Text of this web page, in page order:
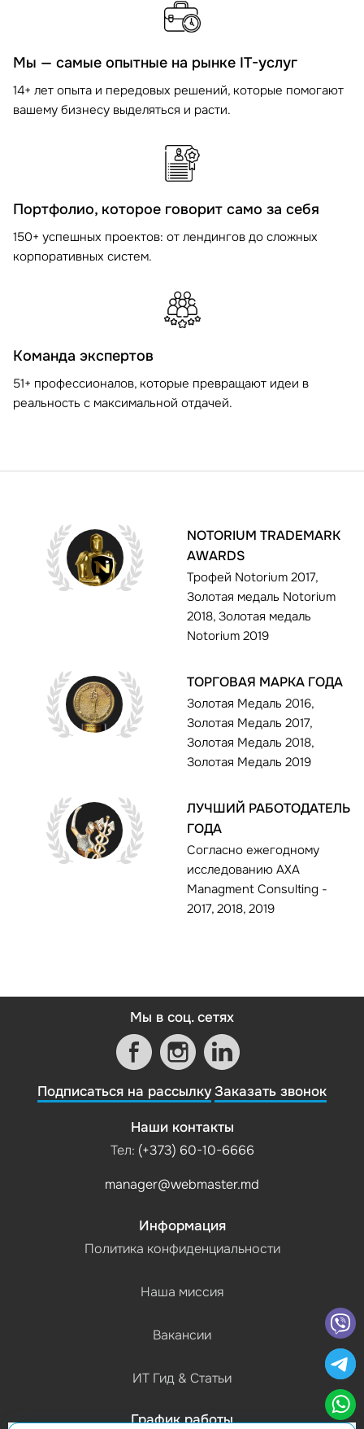
Мы — самые опытные на рынке IT-услуг
14+ лет опыта и передовых решений, которые помогают
вашему бизнесу выделяться и расти.
Портфолио, которое говорит само за себя
150+ успешных проектов: от лендингов до сложных
корпоративных систем.
Команда экспертов
51+ профессионалов, которые превращают идеи в
реальность с максимальной отдачей.
NOTORIUM TRADEMARK
AWARDS
Трофей Notorium 2017,
Золотая медаль Notorium
2018, Золотая медаль
Notorium 2019
ТОРГОВАЯ МАРКА ГОДА
Золотая Медаль 2016,
Золотая Медаль 2017,
Золотая Медаль 2018,
Золотая Медаль 2019
ЛУЧШИЙ РАБОТОДАТЕЛЬ
ГОДА
Согласно ежегодному
исследованию AXA
Managment Consulting -
2017, 2018, 2019
Мы в соц. сетях
Подписаться на рассылкуЗаказать звонок
Наши контакты
Тел: (+373) 60-10-6666
manager@webmaster.md
Информация
Политика конфиденциальности
Наша миссия
Вакансии
ИТ Гид & Статьи
График работы